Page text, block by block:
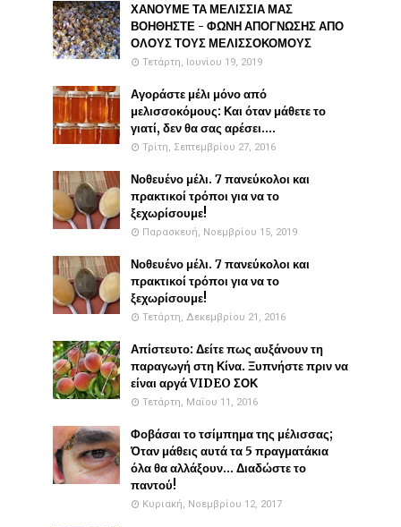
ΧΑΝΟΥΜΕ ΤΑ ΜΕΛΙΣΣΙΑ ΜΑΣ
ΒΟΗΘΗΣΤΕ - ΦΩΝΗ ΑΠΟΓΝΩΣΗΣ ΑΠΟ
ΟΛΟΥΣ ΤΟΥΣ ΜΕΛΙΣΣΟΚΟΜΟΥΣ
Τετάρτη, Ιουνίου 19, 2019
Αγοράστε μέλι μόνο από
μελισσοκόμους: Και όταν μάθετε το
γιατί, δεν θα σας αρέσει....
Τρίτη, Σεπτεμβρίου 27, 2016
Νοθευένο μέλι. 7 πανεύκολοι και
πρακτικοί τρόποι για να το
ξεχωρίσουμε!
Παρασκευή, Νοεμβρίου 15, 2019
Νοθευένο μέλι. 7 πανεύκολοι και
πρακτικοί τρόποι για να το
ξεχωρίσουμε!
Τετάρτη, Δεκεμβρίου 21, 2016
Απίστευτο: Δείτε πως αυξάνουν τη
παραγωγή στη Κίνα. Ξυπνήστε πριν να
είναι αργά VIDEO ΣΟΚ
Τετάρτη, Μαΐου 11, 2016
Φοβάσαι το τσίμπημα της μέλισσας;
Όταν μάθεις αυτά τα 5 πραγματάκια
όλα θα αλλάξουν... Διαδώστε το
παντού!
Κυριακή, Νοεμβρίου 12, 2017